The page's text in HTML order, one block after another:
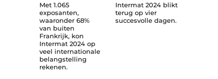
Met 1.065
exposanten,
waaronder 68%
van buiten
Frankrijk, kon
Intermat 2024 op
veel internationale
belangstelling
rekenen.
Intermat 2024 blikt
terug op vier
succesvolle dagen.